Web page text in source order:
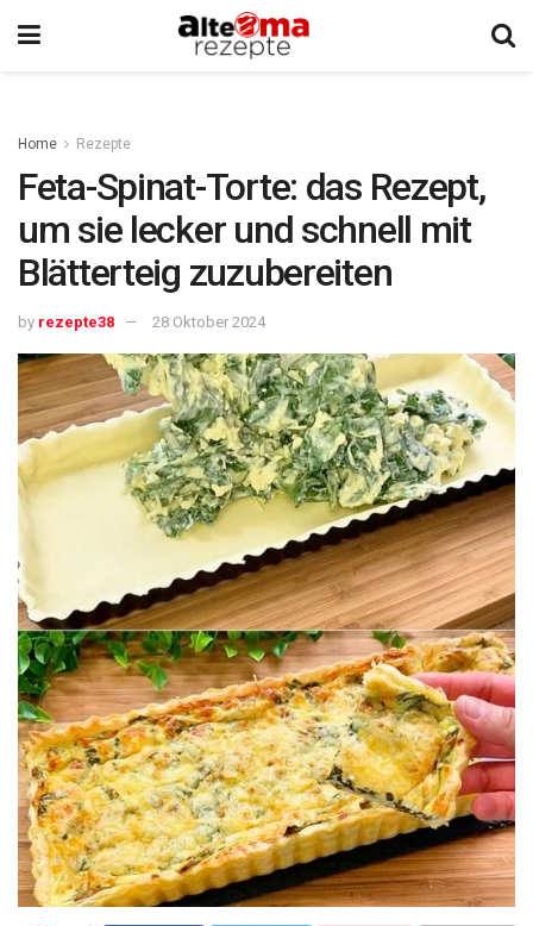
Home Rezepte
Feta-Spinat-Torte: das Rezept,
um sie lecker und schnell mit
Blätterteig zuzubereiten
by rezepte38 28 Oktober 2024